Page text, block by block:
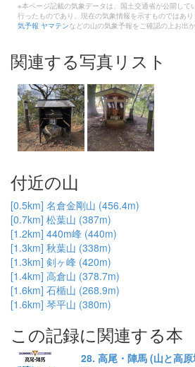
※本ページ記載の気象データは、国土交通省が公開して
行ったものであり、現在の気象情報を示すものではあ
気予報 ヤマテンなどの山の気象予報をご確認の上お出か
関連する写真リスト
付近の山
[0.5km] 名倉金剛山 (456.4m)
[0.7km] 松葉山 (387m)
[1.2km] 440m峰 (440m)
[1.3km] 秋葉山 (338m)
[1.3km] 剣ヶ峰 (420m)
[1.4km] 高倉山 (378.7m)
[1.6km] 石楯山 (268.9m)
[1.6km] 琴平山 (380m)
この記録に関連する本
28. 高尾・陣馬 (山と高